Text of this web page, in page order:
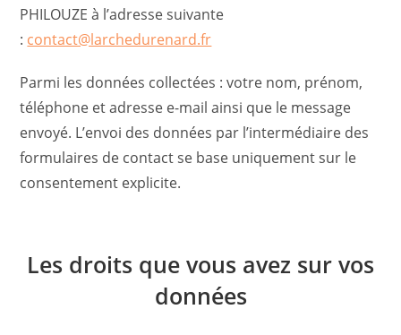
PHILOUZE à l’adresse suivante
: contact@larchedurenard.fr
Parmi les données collectées : votre nom, prénom,
téléphone et adresse e-mail ainsi que le message
envoyé. L’envoi des données par l’intermédiaire des
formulaires de contact se base uniquement sur le
consentement explicite.
Les droits que vous avez sur vos
données